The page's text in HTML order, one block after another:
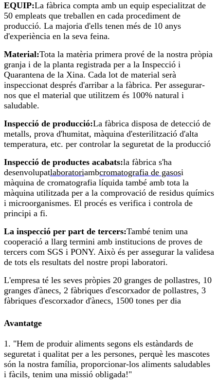
EQUIP:La fàbrica compta amb un equip especialitzat de
50 empleats que treballen en cada procediment de
producció. La majoria d'ells tenen més de 10 anys
d'experiència en la seva feina.
Material:Tota la matèria primera prové de la nostra pròpia
granja i de la planta registrada per a la Inspecció i
Quarantena de la Xina. Cada lot de material serà
inspeccionat després d'arribar a la fàbrica. Per assegurar-
nos que el material que utilitzem és 100% natural i
saludable.
Inspecció de producció:La fàbrica disposa de detecció de
metalls, prova d'humitat, màquina d'esterilització d'alta
temperatura, etc. per controlar la seguretat de la producció
Inspecció de productes acabats:la fàbrica s'ha
desenvolupatlaboratoriambcromatografia de gasosi
màquina de cromatografia líquida també amb tota la
màquina utilitzada per a la comprovació de residus químics
i microorganismes. El procés es verifica i controla de
principi a fi.
La inspecció per part de tercers:També tenim una
cooperació a llarg termini amb institucions de proves de
tercers com SGS i PONY. Això és per assegurar la validesa
de tots els resultats del nostre propi laboratori.
L'empresa té les seves pròpies 20 granges de pollastres, 10
granges d'ànecs, 2 fàbriques d'escorxador de pollastres, 3
fàbriques d'escorxador d'ànecs, 1500 tones per dia
Avantatge
1. "Hem de produir aliments segons els estàndards de
seguretat i qualitat per a les persones, perquè les mascotes
són la nostra família, proporcionar-los aliments saludables
i fàcils, tenim una missió obligada!"